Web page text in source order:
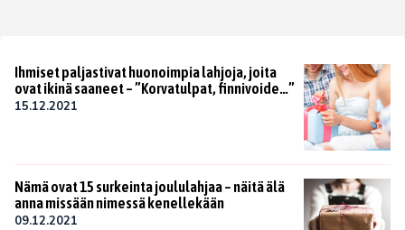
Ihmiset paljastivat huonoimpia lahjoja, joita
ovat ikinä saaneet – ”Korvatulpat, finnivoide…”
15.12.2021
Nämä ovat 15 surkeinta joululahjaa – näitä älä
anna missään nimessä kenellekään
09.12.2021